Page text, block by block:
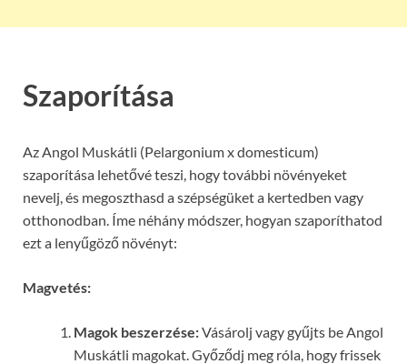
Szaporítása
Az Angol Muskátli (Pelargonium x domesticum)
szaporítása lehetővé teszi, hogy további növényeket
nevelj, és megoszthasd a szépségüket a kertedben vagy
otthonodban. Íme néhány módszer, hogyan szaporíthatod
ezt a lenyűgöző növényt:
Magvetés:
Magok beszerzése:Vásárolj vagy gyűjts be Angol
Muskátli magokat. Győződj meg róla, hogy frissek